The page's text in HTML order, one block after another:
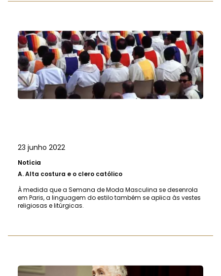
23 junho 2022
Notícia
A.Alta costura e o clero católico
À medida que a Semana de Moda Masculina se desenrola
em Paris, a linguagem do estilo também se aplica às vestes
religiosas e litúrgicas.